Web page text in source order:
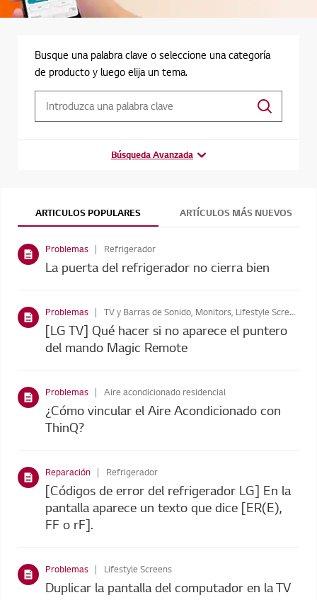
Busque una palabra clave o seleccione una categoría
de producto y luego elija un tema.
Búsqueda Avanzada
ARTICULOS POPULARES ARTÍCULOS MÁS NUEVOS
Problemas Refrigerador
La puerta del refrigerador no cierra bien
Problemas TV y Barras de Sonido, Monitors, Lifestyle Screens
[LG TV] Qué hacer si no aparece el puntero
del mando Magic Remote
Problemas Aire acondicionado residencial
¿Cómo vincular el Aire Acondicionado con
ThinQ?
Reparación Refrigerador
[Códigos de error del refrigerador LG] En la
pantalla aparece un texto que dice [ER(E),
FF o rF].
Problemas Lifestyle Screens
Duplicar la pantalla del computador en la TV